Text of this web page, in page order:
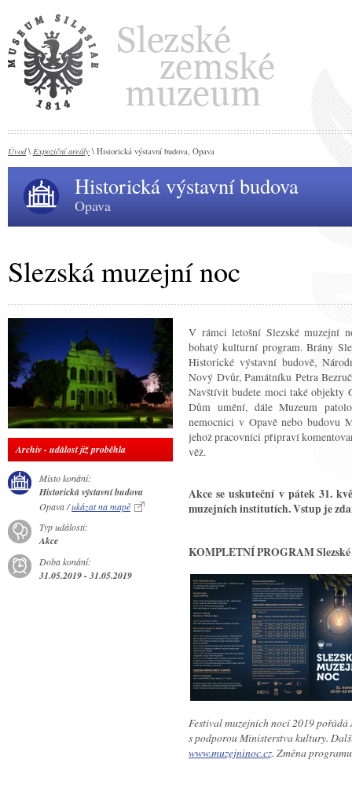
Úvod\ Expoziční areály \ Historická výstavní budova, Opava
Historická výstavní budova
Opava
Slezská muzejní noc
Archiv - událost již proběhla
Místo konání:
Historická výstavní budova
Opava /ukázat na mapě
Typ události:
Akce
Doba konání:
31.05.2019 - 31.05.2019
V rámci letošní Slezské muzejní
bohatý kulturní program. Brány
Historické výstavní budově,
Nový Dvůr, Památníku Petra
Navštívit budete moci také objekty
Dům umění, dále Muzeum
nemocnici v Opavě nebo budovu
jehož pracovníci připraví
věž.
Akce se uskuteční v pátek 31.
muzejních institutích. Vstup je
KOMPLETNÍ PROGRAM
Festival muzejních nocí 2019 pořádá
s podporou Ministerstva kultury.
www.muzejninoc.cz. Změna